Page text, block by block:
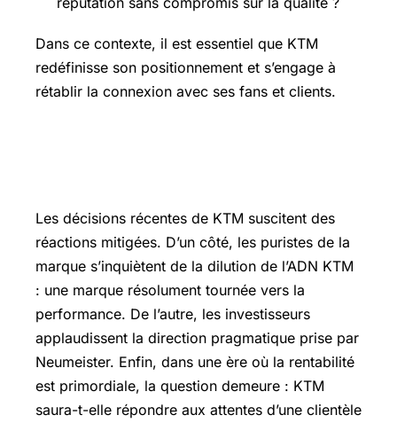
Dans ce contexte, il est essentiel que KTM
redéfinisse son positionnement et s’engage à
rétablir la connexion avec ses fans et clients.
Les décisions récentes de KTM suscitent des
réactions mitigées. D’un côté, les puristes de la
marque s’inquiètent de la dilution de l’ADN KTM
: une marque résolument tournée vers la
performance. De l’autre, les investisseurs
applaudissent la direction pragmatique prise par
Neumeister. Enfin, dans une ère où la rentabilité
est primordiale, la question demeure : KTM
saura-t-elle répondre aux attentes d’une clientèle